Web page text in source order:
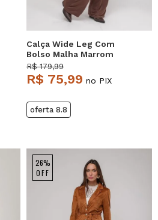
Calça Wide Leg Com
Bolso Malha Marrom
Salvatore
R$ 179,99
R$ 75,99 no PIX
oferta 8.8
26%
OFF